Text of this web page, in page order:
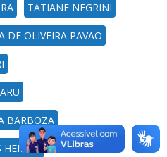
TATIANE NEGRINI
DE OLIVEIRA PAVAO
BARBOZA
HEMAN